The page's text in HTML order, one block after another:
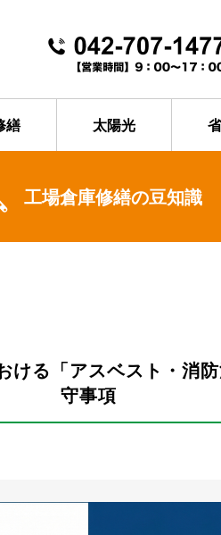
繕 太陽光
工場倉庫修繕の豆知識
ける「アスベスト・消
守事項